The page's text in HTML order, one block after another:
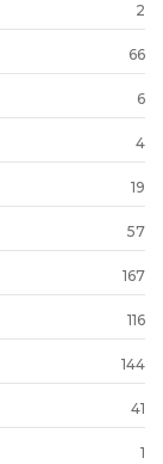
2
66
6
4
19
57
167
116
144
41
1